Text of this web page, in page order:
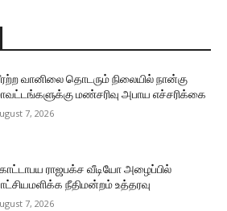
வானிலை தொடரும் நிலையில் நான்கு
மண்சரிவு அபாய எச்சரிக்கை
7, 2026
ராஜபக்ச வீடியோ அழைப்பில்
நீதிமன்றம் உத்தரவு
7, 2026